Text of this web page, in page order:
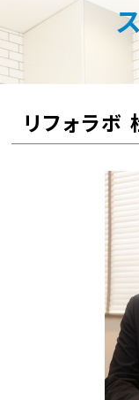
リフォラボ